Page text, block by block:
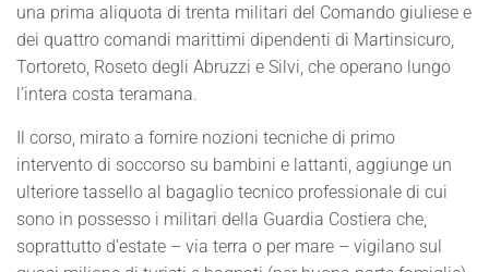
una prima aliquota di trenta militari del Comando giuliese e
dei quattro comandi marittimi dipendenti di Martinsicuro,
Tortoreto, Roseto degli Abruzzi e Silvi, che operano lungo
l’intera costa teramana.
Il corso, mirato a fornire nozioni tecniche di primo
intervento di soccorso su bambini e lattanti, aggiunge un
ulteriore tassello al bagaglio tecnico professionale di cui
sono in possesso i militari della Guardia Costiera che,
soprattutto d’estate – via terra o per mare – vigilano sul